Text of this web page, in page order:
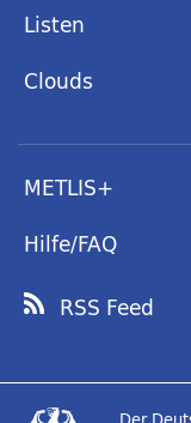
Listen
Clouds
METLIS+
Hilfe/FAQ
RSS Feed